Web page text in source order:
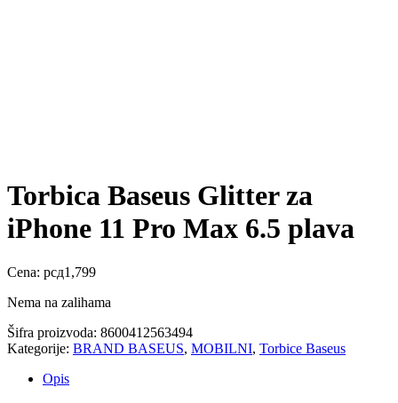
Torbica Baseus Glitter za
iPhone 11 Pro Max 6.5 plava
Cena: рсд1,799
Nema na zalihama
Šifra proizvoda: 8600412563494
Kategorije: BRAND BASEUS, MOBILNI, Torbice Baseus
Opis